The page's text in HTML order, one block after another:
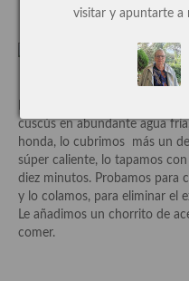
Cocina de Guatemala
Cocina de Nicaragua
Cocina Jamaicana
Cocina Mexicana
Cocina peruana
Cocina de Oriente Medio
cuscús en abundante agua
honda, lo cubrimos más un
súper caliente, lo tapamos
diez minutos. Probamos para
y lo colamos, para eliminar el
Le añadimos un chorrito de
comer.
visitar y apuntarte a